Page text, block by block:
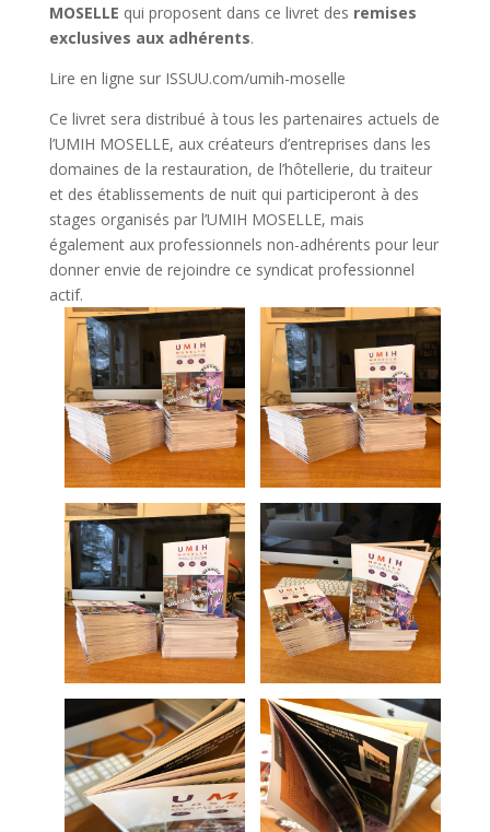
MOSELLE qui proposent dans ce livret des remises
exclusives aux adhérents.
Lire en ligne sur ISSUU.com/umih-moselle
Ce livret sera distribué à tous les partenaires actuels de
l’UMIH MOSELLE, aux créateurs d’entreprises dans les
domaines de la restauration, de l’hôtellerie, du traiteur
et des établissements de nuit qui participeront à des
stages organisés par l’UMIH MOSELLE, mais
également aux professionnels non-adhérents pour leur
donner envie de rejoindre ce syndicat professionnel
actif.